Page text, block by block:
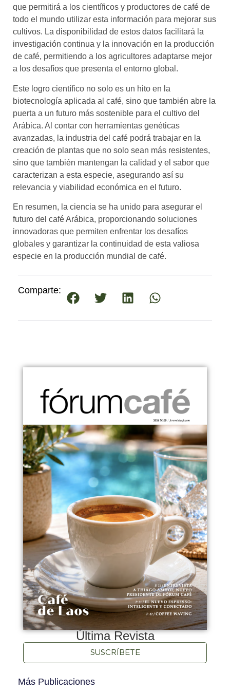
que permitirá a los científicos y productores de café de
todo el mundo utilizar esta información para mejorar sus
cultivos. La disponibilidad de estos datos facilitará la
investigación continua y la innovación en la producción
de café, permitiendo a los agricultores adaptarse mejor
a los desafíos que presenta el entorno global.
Este logro científico no solo es un hito en la
biotecnología aplicada al café, sino que también abre la
puerta a un futuro más sostenible para el cultivo del
Arábica. Al contar con herramientas genéticas
avanzadas, la industria del café podrá trabajar en la
creación de plantas que no solo sean más resistentes,
sino que también mantengan la calidad y el sabor que
caracterizan a esta especie, asegurando así su
relevancia y viabilidad económica en el futuro.
En resumen, la ciencia se ha unido para asegurar el
futuro del café Arábica, proporcionando soluciones
innovadoras que permiten enfrentar los desafíos
globales y garantizar la continuidad de esta valiosa
especie en la producción mundial de café.
Comparte:
Última Revista
SUSCRÍBETE
Más Publicaciones